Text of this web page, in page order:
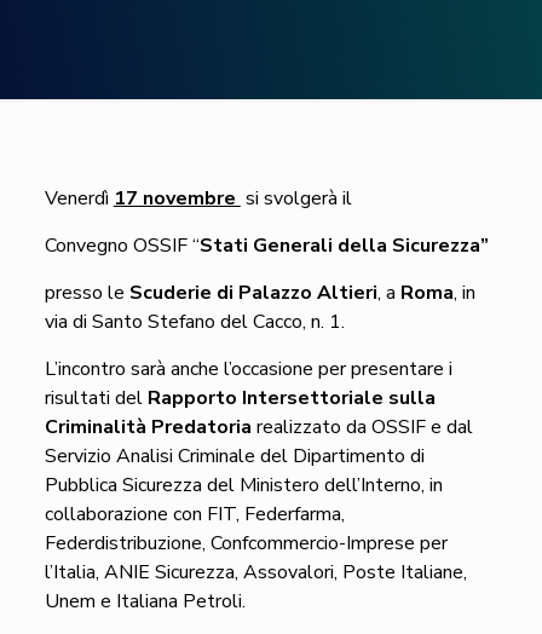
Venerdì 17 novembre si svolgerà il
Convegno OSSIF “Stati Generali della Sicurezza”
presso le Scuderie di Palazzo Altieri, a Roma, in
via di Santo Stefano del Cacco, n. 1.
L’incontro sarà anche l’occasione per presentare i
risultati del Rapporto Intersettoriale sulla
Criminalità Predatoria realizzato da OSSIF e dal
Servizio Analisi Criminale del Dipartimento di
Pubblica Sicurezza del Ministero dell’Interno, in
collaborazione con FIT, Federfarma,
Federdistribuzione, Confcommercio-Imprese per
l’Italia, ANIE Sicurezza, Assovalori, Poste Italiane,
Unem e Italiana Petroli.